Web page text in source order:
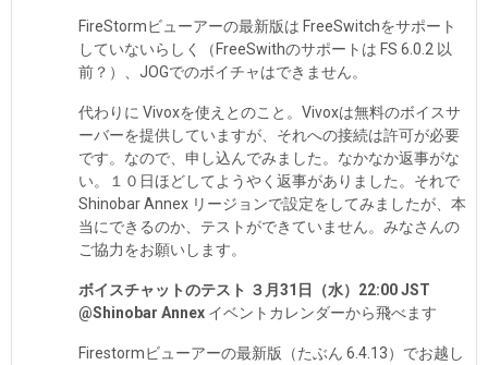
FireStormビューアーの最新版は FreeSwitchをサポート
していないらしく（FreeSwithのサポートは FS 6.0.2 以
前？）、JOGでのボイチャはできません。
代わりに Vivoxを使えとのこと。Vivoxは無料のボイスサ
ーバーを提供していますが、それへの接続は許可が必要
です。なので、申し込んでみました。なかなか返事がな
い。１０日ほどしてようやく返事がありました。それで
Shinobar Annex リージョンで設定をしてみましたが、本
当にできるのか、テストができていません。みなさんの
ご協力をお願いします。
ボイスチャットのテスト ３月31日（水）22:00 JST
@Shinobar Annex イベントカレンダーから飛べます
Firestormビューアーの最新版（たぶん 6.4.13）でお越し